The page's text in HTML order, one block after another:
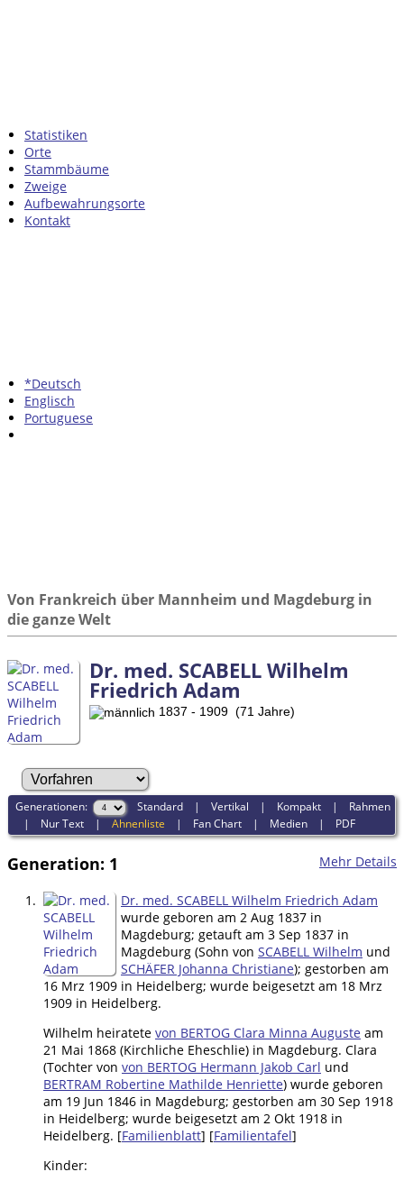
Statistiken
Orte
Stammbäume
Zweige
Aufbewahrungsorte
Kontakt
*Deutsch
Englisch
Portuguese
Von Frankreich über Mannheim und Magdeburg in
die ganze Welt
Dr. med. SCABELL Wilhelm
Friedrich Adam
1837 - 1909 (71 Jahre)
Generationen: Standard |Vertikal | Kompakt | Rahmen
| Nur Text |Ahnenliste | Fan Chart | Medien | PDF
Mehr Details
Generation: 1
1.
Dr. med. SCABELL Wilhelm Friedrich Adam
wurde geboren am 2 Aug 1837 in
Magdeburg; getauft am 3 Sep 1837 in
Magdeburg (Sohn von SCABELL Wilhelm und
SCHÄFER Johanna Christiane); gestorben am
16 Mrz 1909 in Heidelberg; wurde beigesetzt am 18 Mrz
1909 in Heidelberg.
Wilhelm heiratete von BERTOG Clara Minna Auguste am
21 Mai 1868 (Kirchliche Eheschlie) in Magdeburg. Clara
(Tochter von von BERTOG Hermann Jakob Carl und
BERTRAM Robertine Mathilde Henriette) wurde geboren
am 19 Jun 1846 in Magdeburg; gestorben am 30 Sep 1918
in Heidelberg; wurde beigesetzt am 2 Okt 1918 in
Heidelberg. [Familienblatt] [Familientafel]
Kinder: